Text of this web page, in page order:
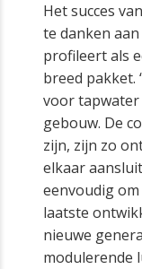
Het succes
te danken
profileert als
breed pakket.
voor tapwater
gebouw. De
zijn, zijn zo
elkaar
eenvoudig om
laatste
nieuwe
modulerende